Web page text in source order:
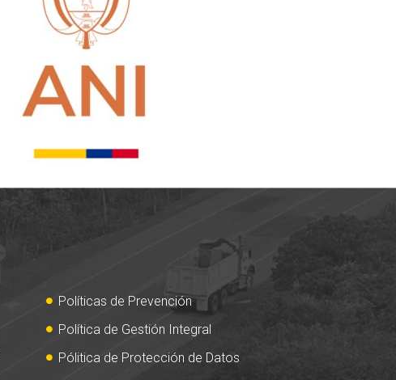
Políticas de Prevención
Política de Gestión Integral
Pólitica de Protección de Datos